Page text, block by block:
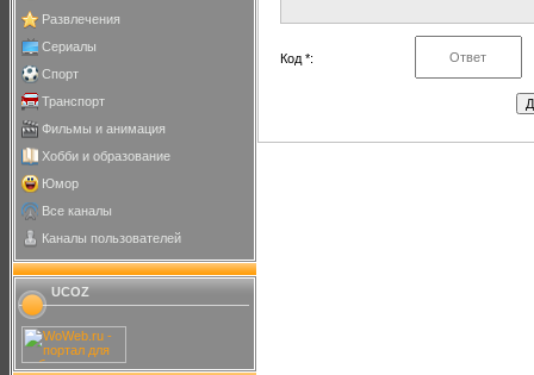
Развлечения
Сериалы
Спорт
Транспорт
Фильмы и анимация
Хобби и образование
Юмор
Все каналы
Каналы пользователей
UCOZ
Код *: